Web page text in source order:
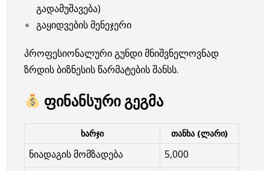
გადამუშავება)
გაყიდვების მენეჯერი
პროფესიონალური გუნდი მნიშვნელოვნად
ზრდის ბიზნესის წარმატების შანსს.
ფინანსური გეგმა
ხარჯი თანხა (ლარი)
ნიადაგის მომზადება
5,000